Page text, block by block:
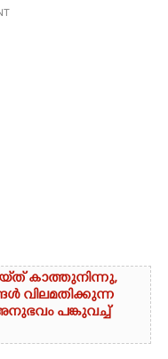
കാത്തുനിന്നു,​
വിലമതിക്കുന്ന
പങ്കുവച്ച്